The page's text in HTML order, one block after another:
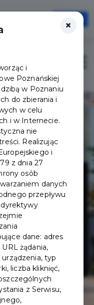
ręką
Otwórz
Rejestracja
×
i
Poznańskiej
w Poznaniu
do zbierania i
w celu
i w Internecie.
nie
Realizując
i
z dnia 27
osób
danych
przepływu
dane: adres
żądania,
typ
liczba kliknięć,
z Serwisu,